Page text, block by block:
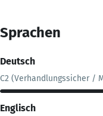
Sprachen
Deutsch
C2 (Verhandlungssicher /
Englisch